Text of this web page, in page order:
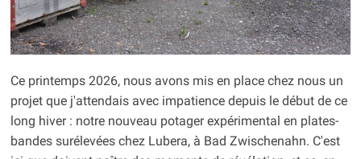
Ce printemps 2026, nous avons mis en place chez nous un
projet que j'attendais avec impatience depuis le début de ce
long hiver : notre nouveau potager expérimental en plates-
bandes surélevées chez Lubera, à Bad Zwischenahn. C'est